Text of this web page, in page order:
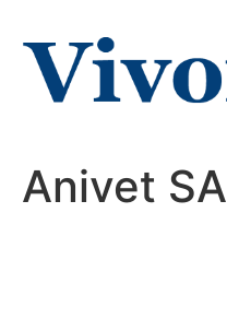
Inhalt
wechseln
Anivet SA